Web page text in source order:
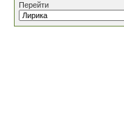
Перейти